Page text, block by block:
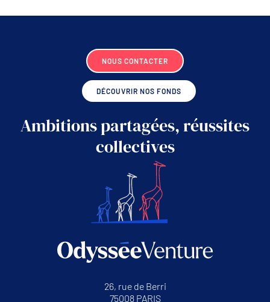
NOUS CONTACTER
DÉCOUVRIR NOS FONDS
Ambitions partagées, réussites
collectives
26, rue de Berri
75008 PARIS